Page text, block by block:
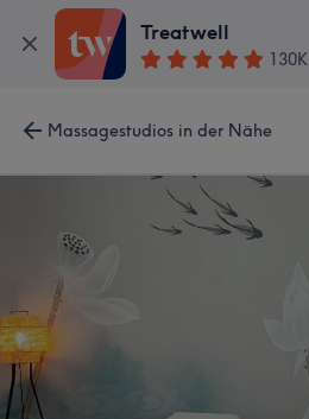
Treatwell
130K
Massagestudios in der Nähe